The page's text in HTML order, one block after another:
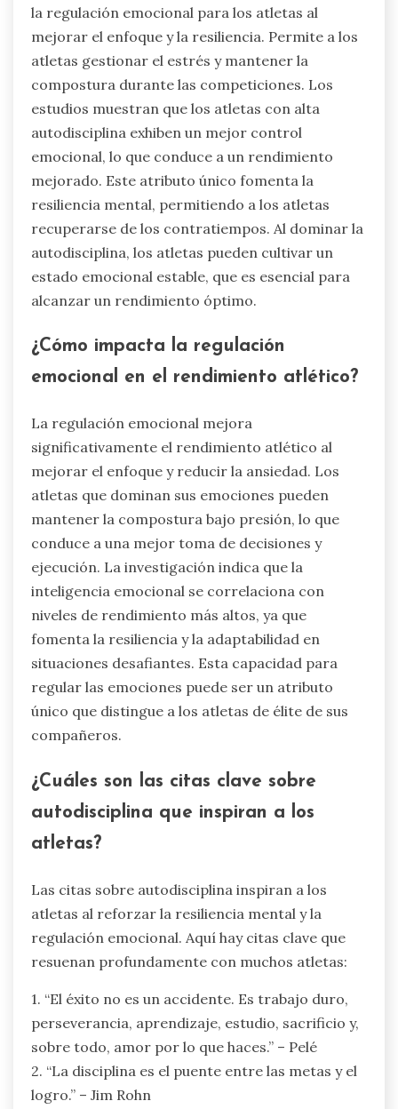
la regulación emocional para los atletas al
mejorar el enfoque y la resiliencia. Permite a los
atletas gestionar el estrés y mantener la
compostura durante las competiciones. Los
estudios muestran que los atletas con alta
autodisciplina exhiben un mejor control
emocional, lo que conduce a un rendimiento
mejorado. Este atributo único fomenta la
resiliencia mental, permitiendo a los atletas
recuperarse de los contratiempos. Al dominar la
autodisciplina, los atletas pueden cultivar un
estado emocional estable, que es esencial para
alcanzar un rendimiento óptimo.
¿Cómo impacta la regulación
emocional en el rendimiento atlético?
La regulación emocional mejora
significativamente el rendimiento atlético al
mejorar el enfoque y reducir la ansiedad. Los
atletas que dominan sus emociones pueden
mantener la compostura bajo presión, lo que
conduce a una mejor toma de decisiones y
ejecución. La investigación indica que la
inteligencia emocional se correlaciona con
niveles de rendimiento más altos, ya que
fomenta la resiliencia y la adaptabilidad en
situaciones desafiantes. Esta capacidad para
regular las emociones puede ser un atributo
único que distingue a los atletas de élite de sus
compañeros.
¿Cuáles son las citas clave sobre
autodisciplina que inspiran a los
atletas?
Las citas sobre autodisciplina inspiran a los
atletas al reforzar la resiliencia mental y la
regulación emocional. Aquí hay citas clave que
resuenan profundamente con muchos atletas:
1. “El éxito no es un accidente. Es trabajo duro,
perseverancia, aprendizaje, estudio, sacrificio y,
sobre todo, amor por lo que haces.” – Pelé
2. “La disciplina es el puente entre las metas y el
logro.” – Jim Rohn